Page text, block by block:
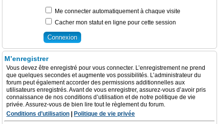
Me connecter automatiquement à chaque visite
Cacher mon statut en ligne pour cette session
M’enregistrer
Vous devez être enregistré pour vous connecter. L’enregistrement ne prend
que quelques secondes et augmente vos possibilités. L’administrateur du
forum peut également accorder des permissions additionnelles aux
utilisateurs enregistrés. Avant de vous enregistrer, assurez-vous d’avoir pris
connaissance de nos conditions d’utilisation et de notre politique de vie
privée. Assurez-vous de bien lire tout le règlement du forum.
Conditions d’utilisation
Politique de vie privée